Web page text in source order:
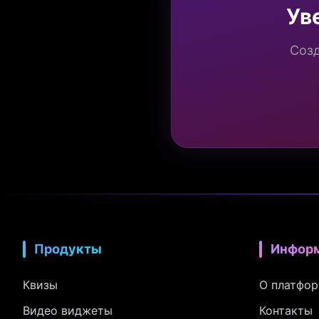
Продукты
Квизы
Видео виджеты
О
Контакты